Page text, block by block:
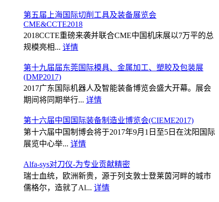
第五届上海国际切削工具及装备展览会
CME&CCTE2018
2018CCTE重磅来袭并联合CME中国机床展以7万平的总
规模亮相... 详情
第十九届届东莞国际模具、金属加工、塑胶及包装展
(DMP2017)
2017广东国际机器人及智能装备博览会盛大开幕。展会
期间将同期举行... 详情
第十六届中国国际装备制造业博览会(CIEME2017)
第十六届中国制博会将于2017年9月1日至5日在沈阳国际
展览中心举... 详情
Alfa-sys对刀仪-为专业贡献精密
瑞士血统，欧洲新贵，源于列支敦士登莱茵河畔的城市
儒格尔，造就了Al... 详情